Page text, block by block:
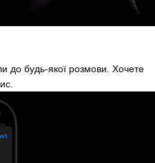
до будь-якої розмови. Хочете